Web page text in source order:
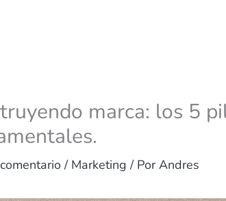
marca: los 5
/ Marketing / PorAndres